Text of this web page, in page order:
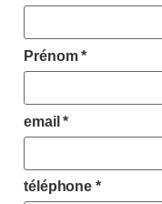
Prénom*
email*
téléphone *